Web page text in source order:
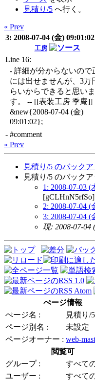
見積り/5 へ行く。
« Prev
3: 2008-07-04 (金) 09:01:02
工房
Line 16:
- 詳細が分からないので
には出せませんが、3万
らいからできると思いま
す。 -- [[表装工房 季庵]]
&new{2008-07-04 (金)
09:01:02};
- #comment
« Prev
見積り/5 のバック
見積り/5 のバック
1: 2008-07-03 (
[gCLHnN5rfSo]
2: 2008-07-04 (
3: 2008-07-04 (
現: 2008-07-04
ぺージ情報
ぺージ名 :
見積り/5
ページ別名 :
未設定
ページオーナー : web-
閲覧可
グループ :
すべて
ユーザー :
すべて